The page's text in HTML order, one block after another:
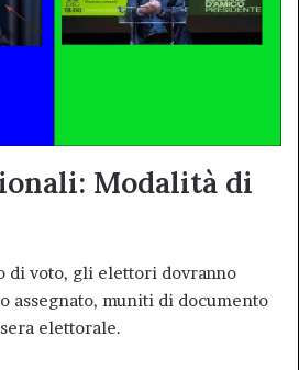
Modalità di
di voto, gli elettori dovranno
assegnato, muniti di documento
elettorale.